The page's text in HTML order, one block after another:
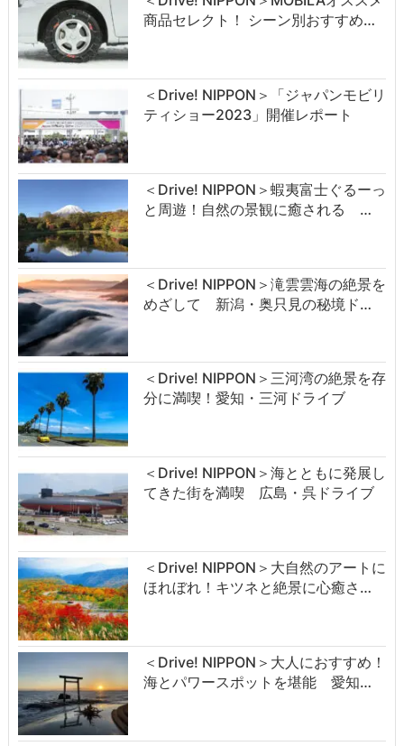
商品セレクト！ シーン別おすすめ…
＜Drive! NIPPON＞「ジャパンモビリ
ティショー2023」開催レポート
＜Drive! NIPPON＞蝦夷富士ぐるーっ
と周遊！自然の景観に癒される …
＜Drive! NIPPON＞滝雲雲海の絶景を
めざして 新潟・奥只見の秘境ド…
＜Drive! NIPPON＞三河湾の絶景を存
分に満喫！愛知・三河ドライブ
＜Drive! NIPPON＞海とともに発展し
てきた街を満喫 広島・呉ドライブ
＜Drive! NIPPON＞大自然のアートに
ほれぼれ！キツネと絶景に心癒さ…
＜Drive! NIPPON＞大人におすすめ！
海とパワースポットを堪能 愛知…